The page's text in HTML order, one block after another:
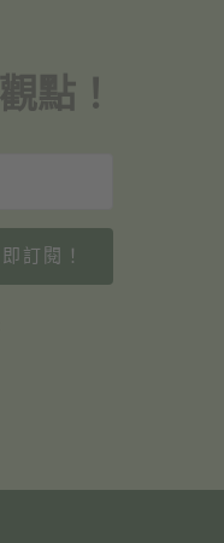
點！
訂閱！